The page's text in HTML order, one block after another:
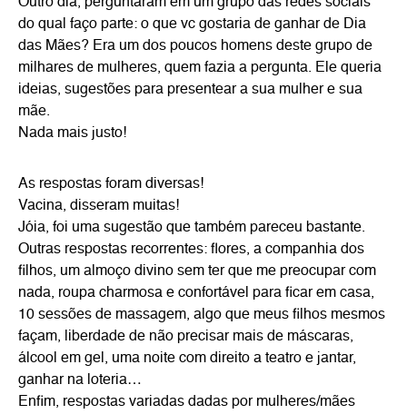
do qual faço parte: o que vc gostaria de ganhar de Dia
das Mães? Era um dos poucos homens deste grupo de
milhares de mulheres, quem fazia a pergunta. Ele queria
ideias, sugestões para presentear a sua mulher e sua
mãe.
Nada mais justo!
As respostas foram diversas!
Vacina, disseram muitas!
Jóia, foi uma sugestão que também pareceu bastante.
Outras respostas recorrentes: flores, a companhia dos
filhos, um almoço divino sem ter que me preocupar com
nada, roupa charmosa e confortável para ficar em casa,
10 sessões de massagem, algo que meus filhos mesmos
façam, liberdade de não precisar mais de máscaras,
álcool em gel, uma noite com direito a teatro e jantar,
ganhar na loteria…
Enfim, respostas variadas dadas por mulheres/mães